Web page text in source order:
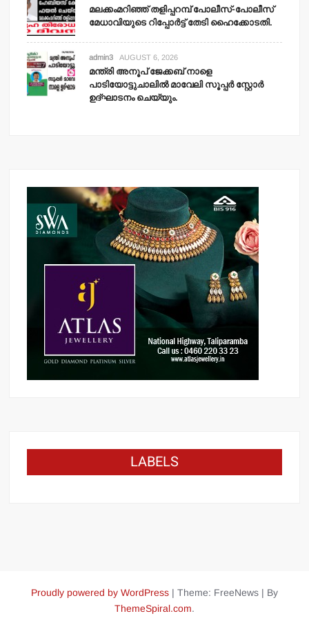
മലക്കംമറിഞ്ഞ് തളിപ്പറമ്പ് പോലീസ്-പോലീസ്
മേധാവിയുടെ റിപ്പോര്‍ട്ട് തേടി ഹൈക്കോടതി.
admin3 AUGUST 6, 2026
മന്ത്രി അനൂപ് ജേക്കബ് നാളെ
പാടിയോട്ടുചാലില്‍ മാവേലി സൂപ്പര്‍ സ്റ്റോര്‍
ഉദ്ഘാടനം ചെയ്യും.
LABELS
Proudly powered by WordPress | Theme: FreeNews | By
ThemeSpiral.com.